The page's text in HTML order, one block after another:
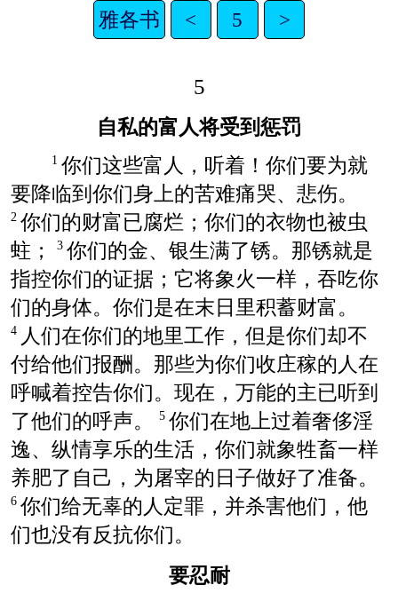
雅各书 < 5 >
5
自私的富人将受到惩罚
1 你们这些富人，听着！你们要为就
要降临到你们身上的苦难痛哭、悲伤。
2 你们的财富已腐烂；你们的衣物也被虫
蛀；
3 你们的金、银生满了锈。那锈就是
指控你们的证据；它将象火一样，吞吃你
们的身体。你们是在末日里积蓄财富。
4 人们在你们的地里工作，但是你们却不
付给他们报酬。那些为你们收庄稼的人在
呼喊着控告你们。现在，万能的主已听到
了他们的呼声。
5 你们在地上过着奢侈淫
逸、纵情享乐的生活，你们就象牲畜一样
养肥了自己，为屠宰的日子做好了准备。
6 你们给无辜的人定罪，并杀害他们，他
们也没有反抗你们。
要忍耐